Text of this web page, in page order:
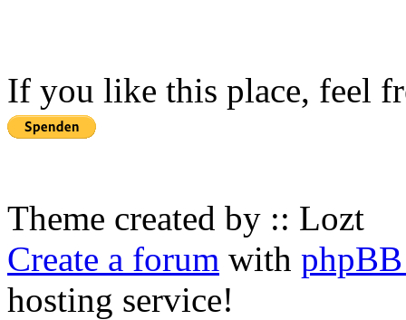
If you like this place, feel
Theme created by :: Lozt
Create a forum with
hosting service!